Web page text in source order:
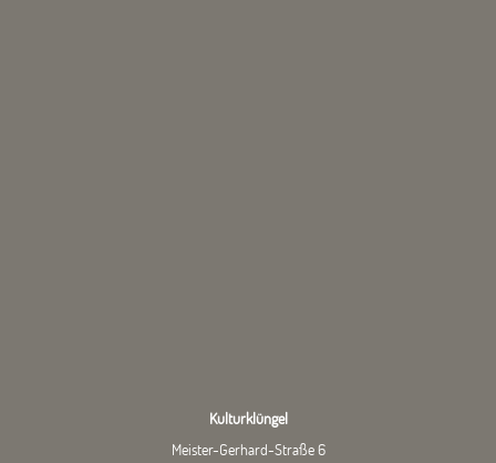
Kulturklüngel
Meister-Gerhard-Straße 6